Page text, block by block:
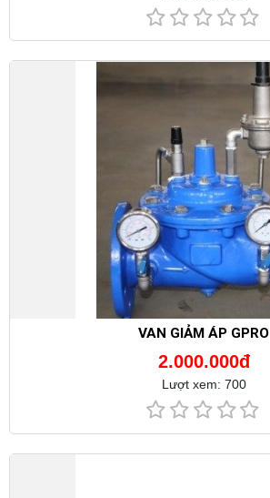
VAN GIẢM ÁP GPRO
2.000.000đ
Lượt xem: 700